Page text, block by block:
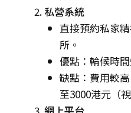
私營系統
直接預約私家
所。
優點：輪候時
缺點：費用較
至3000港元（